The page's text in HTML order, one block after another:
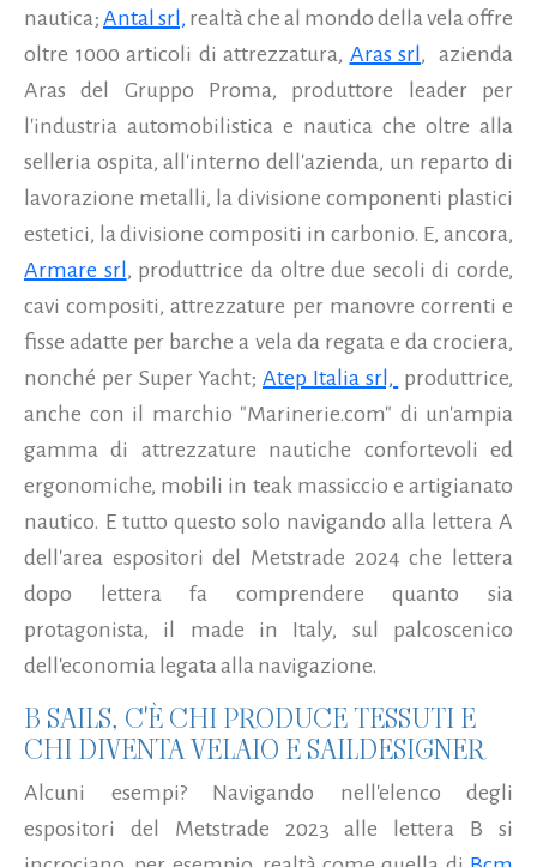
nautica; Antal srl, realtà che al mondo della vela offre
oltre 1000 articoli di attrezzatura, Aras srl , azienda
Aras del Gruppo Proma, produttore leader per
l'industria automobilistica e nautica che oltre alla
selleria ospita, all'interno dell'azienda, un reparto di
lavorazione metalli, la divisione componenti plastici
estetici, la divisione compositi in carbonio. E, ancora,
Armare srl , produttrice da oltre due secoli di corde,
cavi compositi, attrezzature per manovre correnti e
fisse adatte per barche a vela da regata e da crociera,
nonché per Super Yacht; Atep Italia srl, produttrice,
anche con il marchio "Marinerie.com" di un'ampia
gamma di attrezzature nautiche confortevoli ed
ergonomiche, mobili in teak massiccio e artigianato
nautico. E tutto questo solo navigando alla lettera A
dell'area espositori del Metstrade 2024 che lettera
dopo lettera fa comprendere quanto sia
protagonista, il made in Italy, sul palcoscenico
dell'economia legata alla navigazione.
B SAILS, C'È CHI PRODUCE TESSUTI E
CHI DIVENTA VELAIO E SAILDESIGNER
Alcuni esempi? Navigando nell'elenco degli
espositori del Metstrade 2023 alle lettera B si